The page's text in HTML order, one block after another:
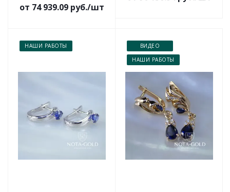
от 74 939.09 руб./шт
НАШИ РАБОТЫ
ВИДЕО
НАШИ РАБОТЫ